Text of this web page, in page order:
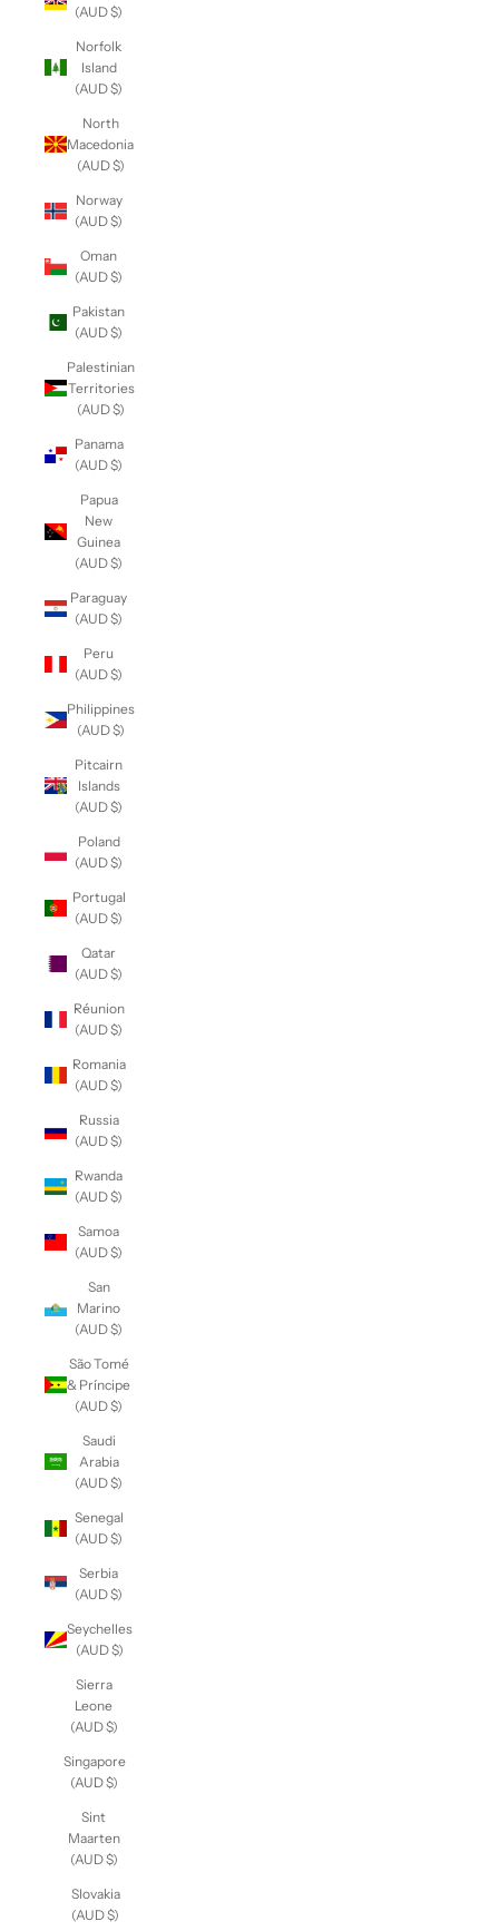
(AUD $)
Norfolk
Island
(AUD $)
North
Macedonia
(AUD $)
Norway
(AUD $)
Oman
(AUD $)
Pakistan
(AUD $)
Palestinian
Territories
(AUD $)
Panama
(AUD $)
Papua
New
Guinea
(AUD $)
Paraguay
(AUD $)
Peru
(AUD $)
Philippines
(AUD $)
Pitcairn
Islands
(AUD $)
Poland
(AUD $)
Portugal
(AUD $)
Qatar
(AUD $)
Réunion
(AUD $)
Romania
(AUD $)
Russia
(AUD $)
Rwanda
(AUD $)
Samoa
(AUD $)
San
Marino
(AUD $)
São Tomé
& Príncipe
(AUD $)
Saudi
Arabia
(AUD $)
Senegal
(AUD $)
Serbia
(AUD $)
Seychelles
(AUD $)
Sierra
Leone
(AUD $)
Singapore
(AUD $)
Sint
Maarten
(AUD $)
Slovakia
(AUD $)